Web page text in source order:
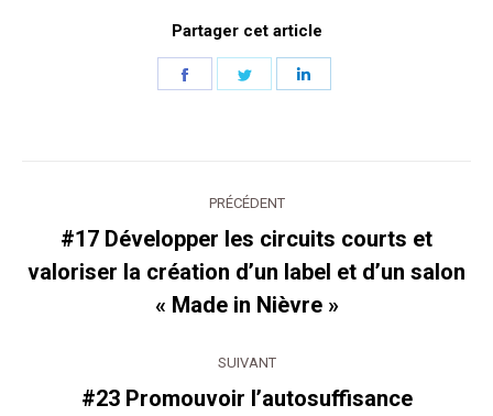
Partager cet article
Partager Partager
article
PRÉCÉDENT
Article
précédent
#17 Développer les circuits courts et
valoriser la création d’un label et d’un salon
« Made in Nièvre »
SUIVANT
#23 Promouvoir l’autosuffisance